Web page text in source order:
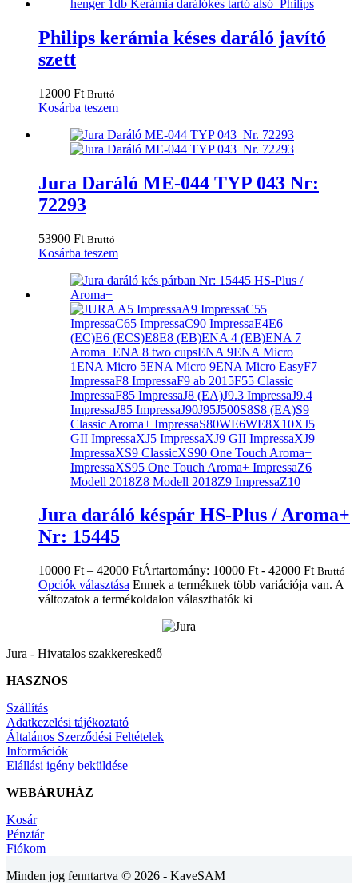
Philips kerámia késes daráló javító
szett
12000 Ft Bruttó
Kosárba teszem
Jura Daráló ME-044 TYP 043 Nr:
72293
53900 Ft Bruttó
Kosárba teszem
Jura daráló késpár HS-Plus / Aroma+
Nr: 15445
10000 Ft – 42000 FtÁrtartomány: 10000 Ft - 42000 Ft Bruttó
Opciók választása Ennek a terméknek több variációja van. A
változatok a termékoldalon választhatók ki
Jura - Hivatalos szakkereskedő
HASZNOS
Szállítás
Adatkezelési tájékoztató
Általános Szerződési Feltételek
Információk
Elállási igény beküldése
WEBÁRUHÁZ
Kosár
Pénztár
Fiókom
Minden jog fenntartva © 2026 - KaveSAM